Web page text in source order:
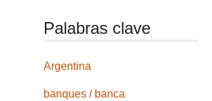
Palabras clave
Argentina
banques / banca